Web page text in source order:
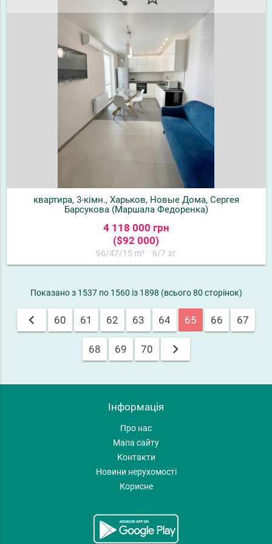
квартира, 3-кімн., Харьков, Новые Дома, Сергея
Барсукова (Маршала Федоренка)
4 118 000 грн
($92 000)
96/47/15 m² 6/7 эт
Показано з 1537 по 1560 із 1898 (всього 80 сторінок)
chevron_left 60 61 62 63 64 65 66 67
68 69 70 chevron_right
Інформація
Про нас
Мапа сайту
Контакти
Новини нерухомості
Корисне